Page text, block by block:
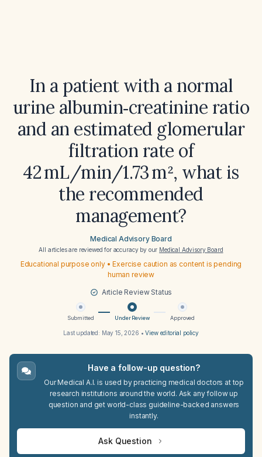
In a patient with a normal
urine albumin‑creatinine ratio
and an estimated glomerular
filtration rate of
42 mL/min/1.73 m², what is
the recommended
management?
Medical Advisory Board
All articles are reviewed for accuracy by our Medical Advisory Board
Educational purpose only • Exercise caution as content is pending
human review
Article Review Status
Submitted Under Review Approved
Last updated: May 15, 2026 •View editorial policy
Have a follow-up question?
Our Medical A.I. is used by practicing medical doctors at top
research institutions around the world. Ask any follow up
question and get world-class guideline-backed answers
instantly.
Ask Question